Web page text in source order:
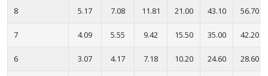
8 5.17 7.08 11.81 21.00 43.10 56.70
7 4.09 5.55 9.42 15.50 35.00 42.20
6 3.07 4.17 7.18 10.20 24.60 28.60